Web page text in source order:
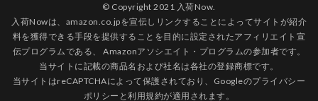
© Copyright 2021 入荷Now.
入荷Nowは、amazon.co.jpを宣伝しリンクすることによってサイトが紹介
料を獲得できる手段を提供することを目的に設定されたアフィリエイト宣
伝プログラムである、 Amazonアソシエイト・プログラムの参加者です。
当サイトに記載の商品名および社名は各社の登録商標です。
当サイトはreCAPTCHAによって保護されており、Googleのプライバシー
ポリシー と利用規約が適用されます。